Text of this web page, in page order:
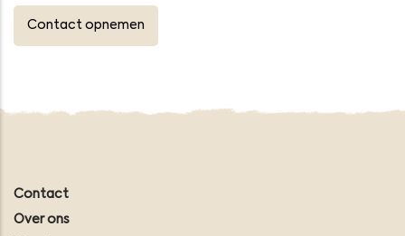
Contact opnemen
Contact
Over ons